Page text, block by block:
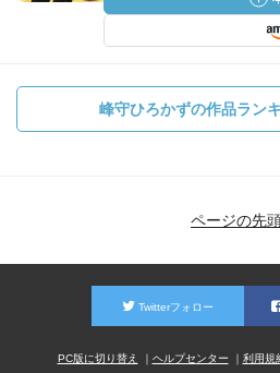
峰守ひろかずの作品ラン
ページの先
Twitterフォロー
PC版に切り替え ヘルプセンター 利用規